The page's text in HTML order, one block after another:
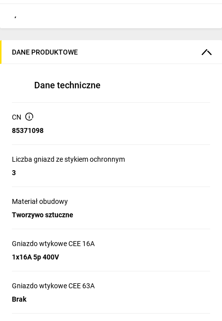
DANE PRODUKTOWE
Dane techniczne
CN
85371098
Liczba gniazd ze stykiem ochronnym
3
Materiał obudowy
Tworzywo sztuczne
Gniazdo wtykowe CEE 16A
1x16A 5p 400V
Gniazdo wtykowe CEE 63A
Brak